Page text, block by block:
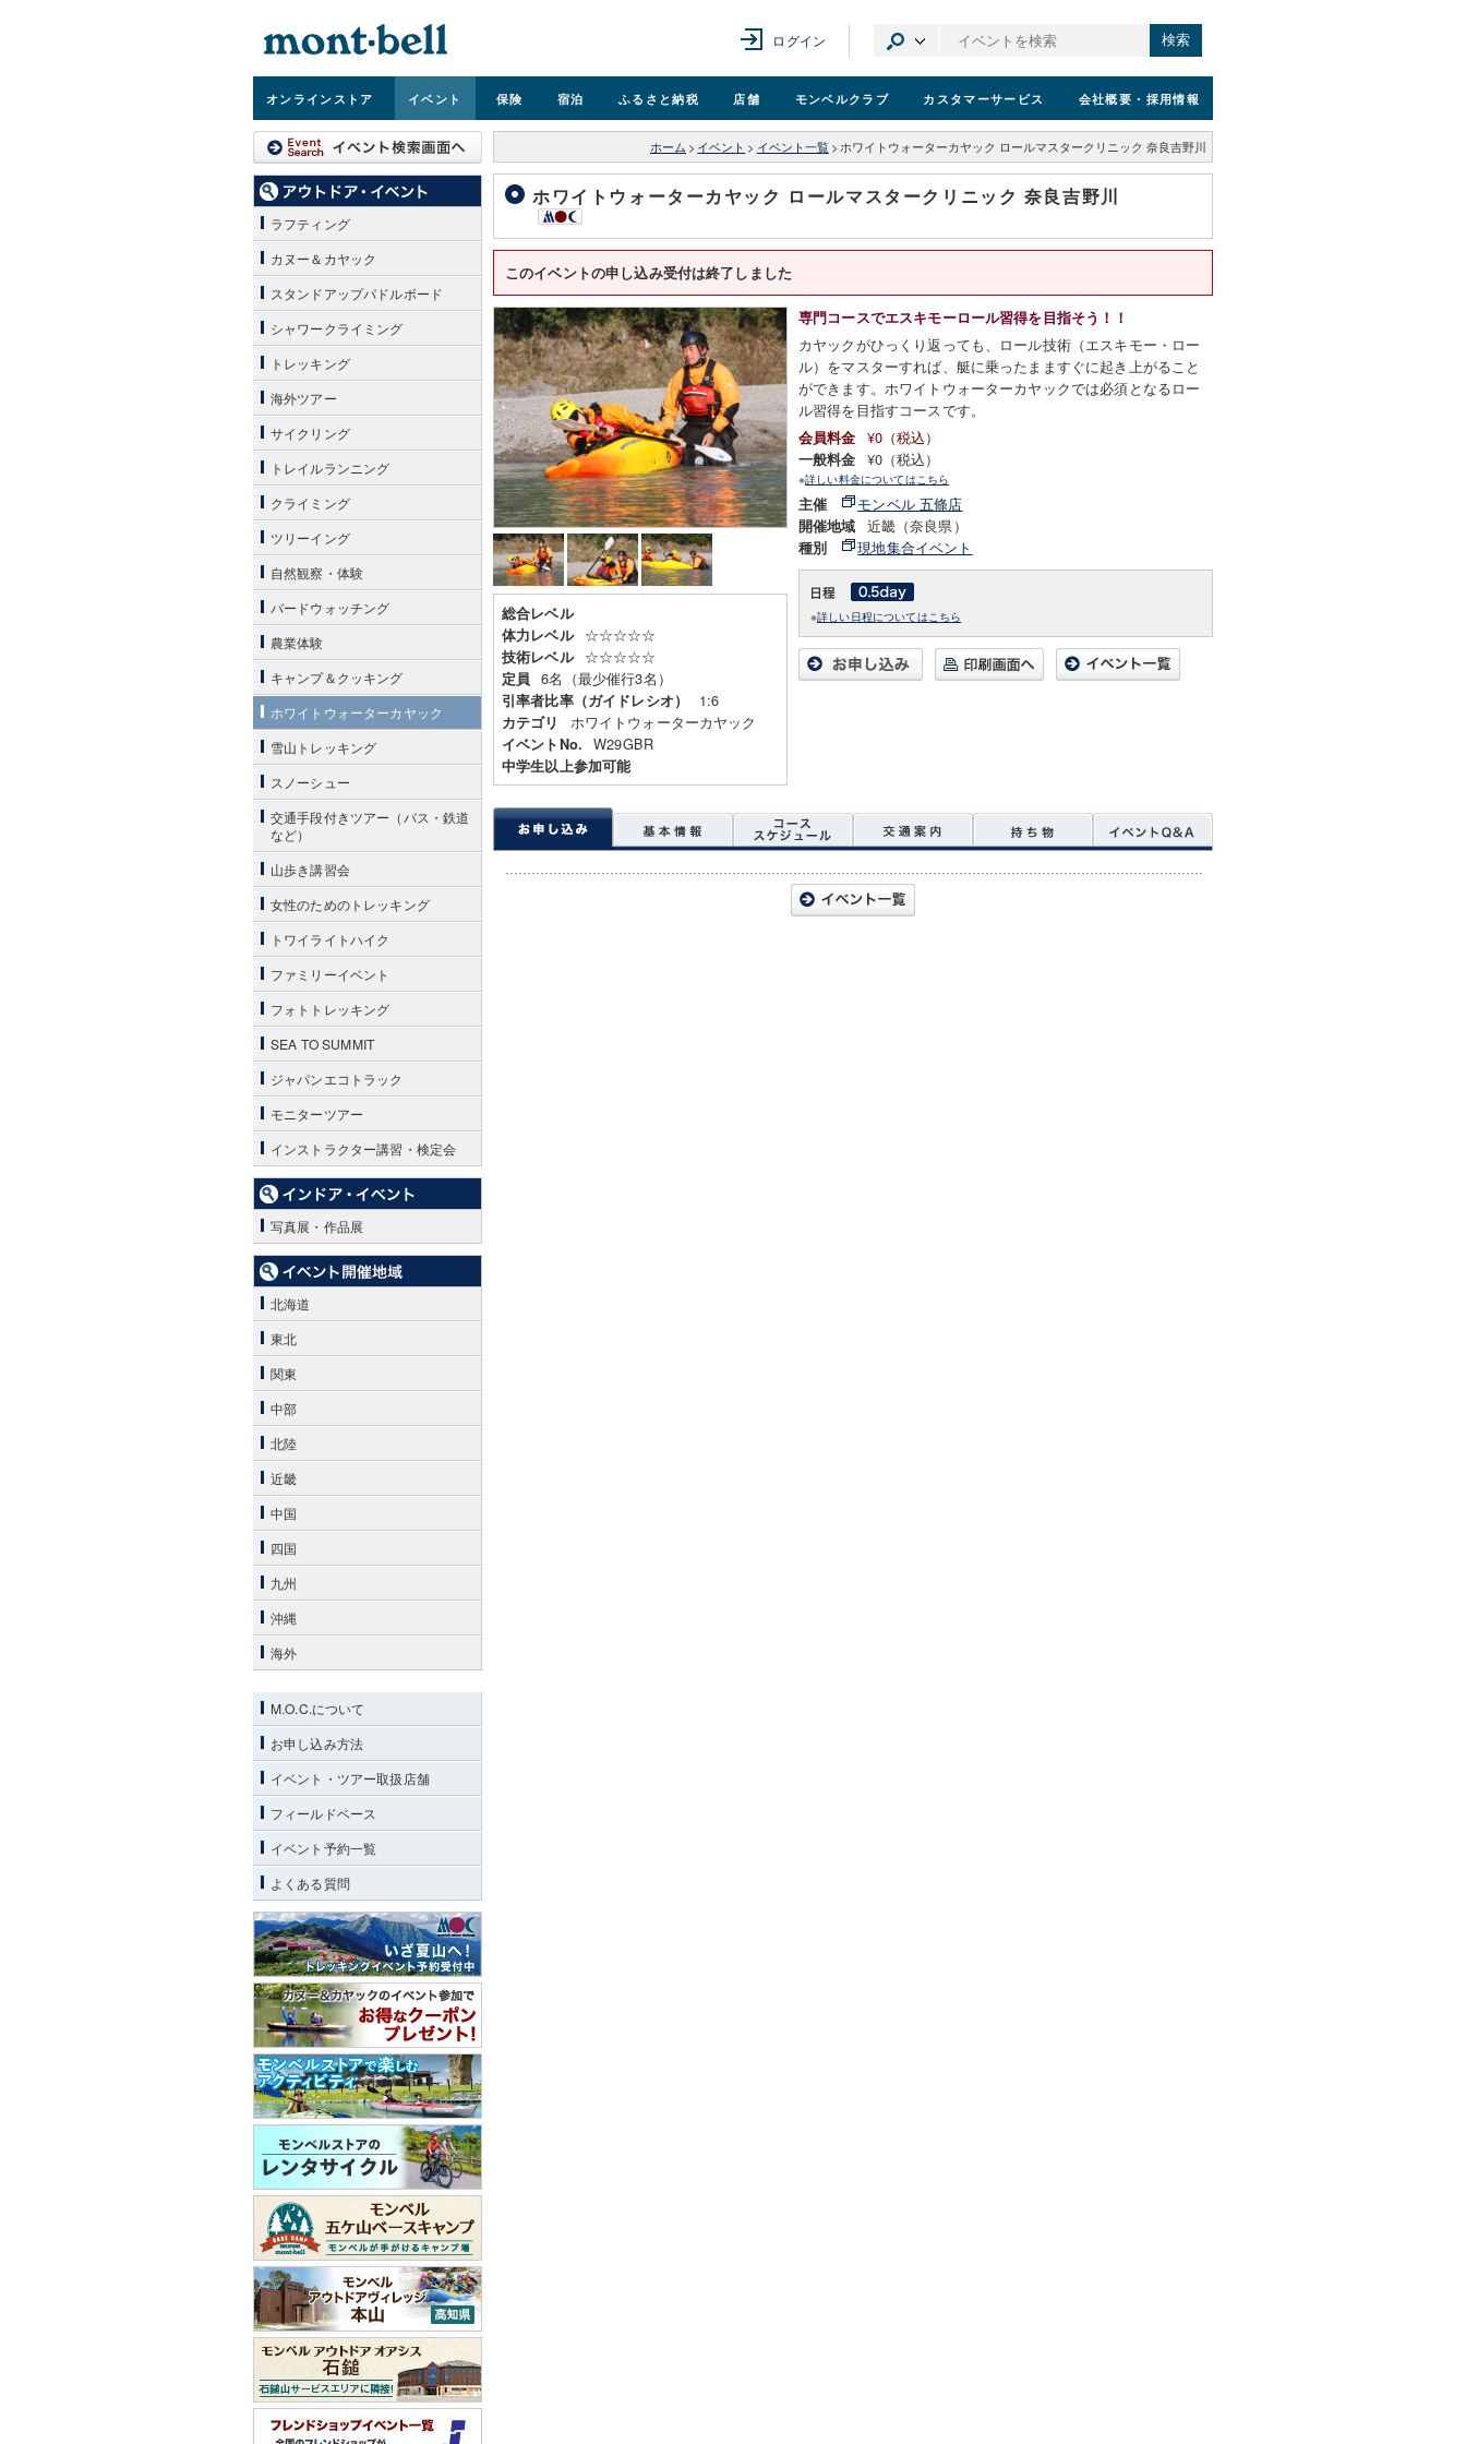
ログイン 検索
オンラインストア イベント 保険 宿泊 ふるさと納税 店舗 モンベルクラブ カスタマーサービス 会社概要 ・採用情報
ホーム > イベント > イベント一覧 > ホワイトウォーターカヤック ロールマスタークリニック 奈良吉野川
ホワイトウォーターカヤック ロールマスタークリニック 奈良吉野川
このイベントの申し込み受付は終了しました
総合レベル
体力レベル
☆☆☆☆☆
技術レベル ☆☆☆☆☆
定員 6名（最少催行3名）
引率者比率（ガイドレシオ） 1:6
カテゴリ ホワイトウォーターカヤック
イベントNo. W29GBR
中学生以上参加可能
専門コースでエスキモーロール習得を目指そう！！
カヤックがひっくり返っても、ロール技術（エスキモー・ロー
ル）をマスターすれば、艇に乗ったまますぐに起き上がること
ができます。ホワイトウォーターカヤックでは必須となるロー
ル習得を目指すコースです。
会員料金 ¥0（税込）
一般料金 ¥0（税込）
※詳しい料金についてはこちら
主催 モンベル 五條店
開催地域 近畿（奈良県）
種別 現地集合イベント
※詳しい日程についてはこちら
ラフティング
カヌー＆カヤック
スタンドアップパドルボード
シャワークライミング
トレッキング
海外ツアー
サイクリング
トレイルランニング
クライミング
ツリーイング
自然観察・体験
バードウォッチング
農業体験
キャンプ＆クッキング
ホワイトウォーターカヤック
雪山トレッキング
スノーシュー
交通手段付きツアー（バス・鉄道
など）
山歩き講習会
女性のためのトレッキング
トワイライトハイク
ファミリーイベント
フォトトレッキング
SEA TO SUMMIT
ジャパンエコトラック
モニターツアー
インストラクター講習・検定会
写真展・作品展
北海道
東北
関東
中部
北陸
近畿
中国
四国
九州
沖縄
海外
M.O.C.について
お申し込み方法
イベント・ツアー取扱店舗
フィールドベース
イベント予約一覧
よくある質問